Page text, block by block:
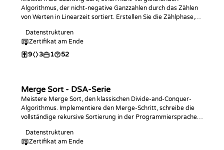
Algorithmus, der nicht-negative Ganzzahlen durch das Zählen
von Werten in Linearzeit sortiert. Erstellen Sie die Zählphase,
Programmiersprache Ihrer Wahl, analysieren Sie die O(n + k)-
Komplexität und üben Sie mit Coding-Challenges.
Datenstrukturen
Zertifikat am Ende
9 3 1 52
Merge Sort - DSA-Serie
Meistere Merge Sort, den klassischen Divide-and-Conquer-
Algorithmus. Implementiere den Merge-Schritt, schreibe die
vollständige rekursive Sortierung in der Programmiersprache
Coding-Challenges.
Datenstrukturen
Zertifikat am Ende